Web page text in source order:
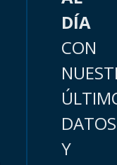
DÍA
CON
DATOS
Y